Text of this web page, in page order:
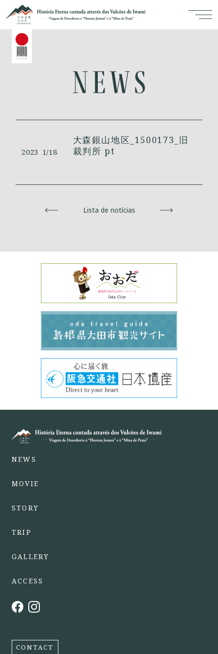
2023 1/18
大森銀山地区_1500173_旧
裁判所 pt
Lista de notícias
NEWS
MOVIE
STORY
TRIP
GALLERY
ACCESS
CONTACT